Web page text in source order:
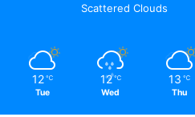
Scattered Clouds
12 ℃
Tue
12 ℃
Wed
13 ℃
Thu